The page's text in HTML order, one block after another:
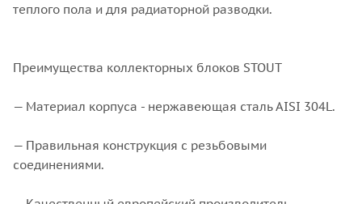
теплого пола и для радиаторной разводки.
Преимущества коллекторных блоков STOUT
— Материал корпуса - нержавеющая сталь AISI 304L.
— Правильная конструкция с резьбовыми
соединениями.